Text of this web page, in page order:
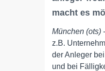
macht es
München (ots)
z.B.
der Anleger
und bei